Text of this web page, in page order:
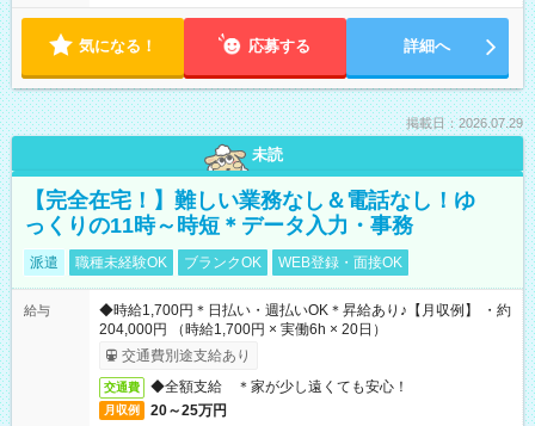
気になる！ 応募する 詳細へ
掲載日：2026.07.29
未読
【完全在宅！】難しい業務なし＆電話なし！ゆ
っくりの11時～時短＊データ入力・事務
派遣 職種未経験OK ブランクOK WEB登録・面接OK
給与
◆時給1,700円＊日払い・週払いOK＊昇給あり♪【月収例】 ・約
204,000円 （時給1,700円 × 実働6h × 20日）
交通費別途支給あり
交通費 ◆全額支給 ＊家が少し遠くても安心！
月収例 20～25万円